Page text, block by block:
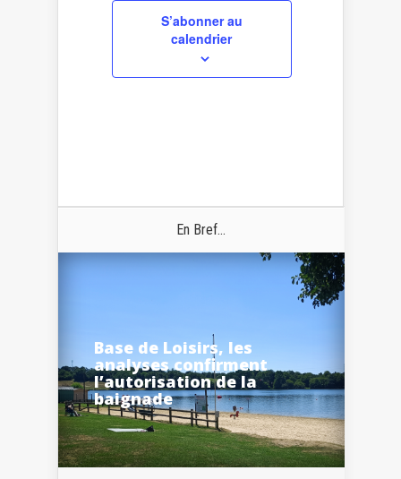
Évènements
S’abonner au
calendrier
En Bref...
Base de Loisirs, les
analyses confirment
l’autorisation de la
baignade